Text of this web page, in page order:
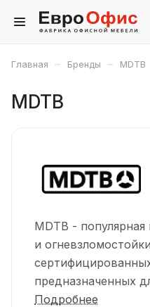
Главная – Бренды – MDTB
MDTB
MDTB -
и
предназначенных
документов и
Подробнее